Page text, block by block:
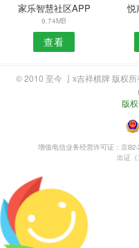
家乐智慧社区APP
9.74MB
查看
悦
© 2010 至今 亅x吉祥棋牌 版权
版
增值电信业务经营许可证：京B2-
出证（